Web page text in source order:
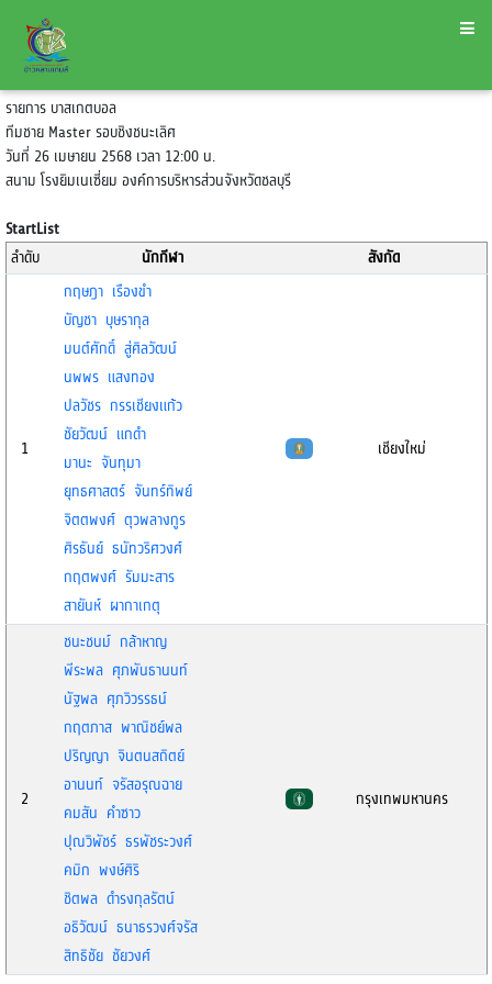
รายการ บาสเกตบอล
ทีมชาย Master รอบชิงชนะเลิศ
วันที่ 26 เมษายน 2568 เวลา 12:00 น.
สนาม โรงยิมเนเซี่ยม องค์การบริหารส่วนจังหวัดชลบุรี
StartList
ลำดับ
นักกีฬา สังกัด
1
กฤษฎา เรืองขำ
บัญชา บุษรากุล
มนต์ศักดิ์ สู่ศิลวัฒน์
นพพร แสงทอง
ปลวัชร กรรเชียงแก้ว
ชัยวัฒน์ แกดำ
มานะ จันทุมา
ยุทธศาสตร์ จันทร์ทิพย์
จิตตพงศ์ ตุวพลางกูร
ศิรธันย์ ธนัทวริศวงศ์
กฤตพงศ์ รัมมะสาร
สายันห์ ผากาเกตุ
เชียงใหม่
2
ชนะชนม์ กล้าหาญ
พีระพล ศุภพันธานนท์
นัฐพล ศุภวิวรรธน์
กฤตภาส พาณิชย์พล
ปริญญา จินตนสถิตย์
อานนท์ จรัสอรุณฉาย
คมสัน คำซาว
ปุณวิพัชร์ ธรพัชระวงศ์
คมิก พงษ์ศิริ
ชิตพล ดำรงกุลรัตน์
อธิวัฒน์ ธนาธรวงศ์จรัส
สิทธิชัย ชัยวงศ์
กรุงเทพมหานคร